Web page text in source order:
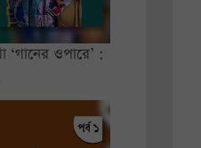
ওপারে’ :